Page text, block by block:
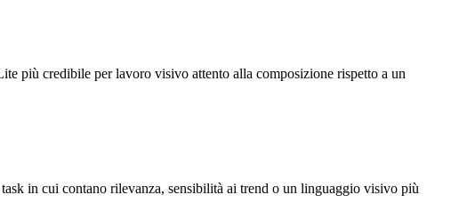
più credibile per lavoro visivo attento alla composizione rispetto a un
in cui contano rilevanza, sensibilità ai trend o un linguaggio visivo più